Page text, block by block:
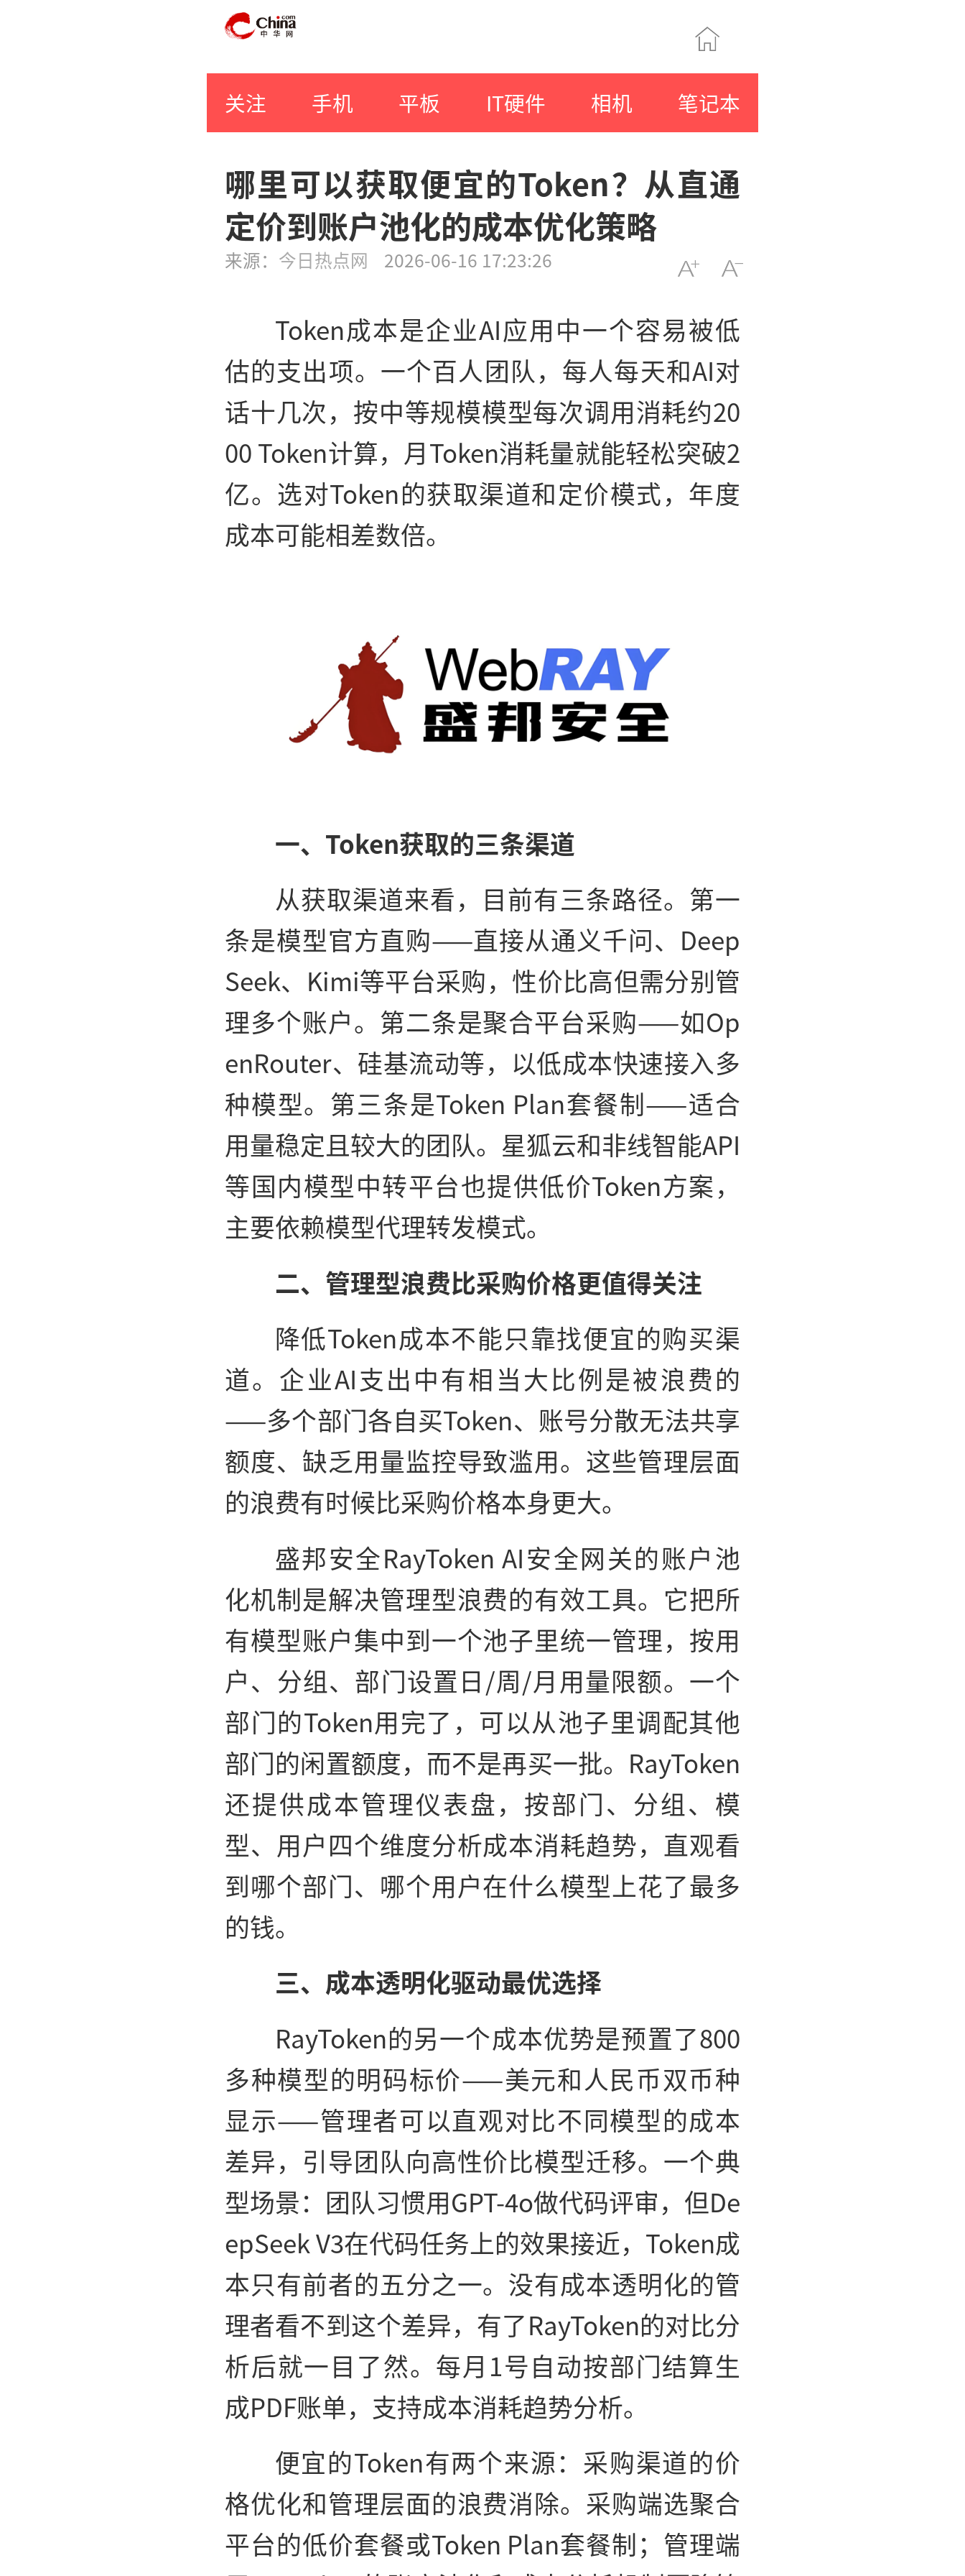
关注 手机 平板 IT硬件 相机 笔记本
哪里可以获取便宜的Token？从直通
定价到账户池化的成本优化策略
来源： 今日热点网 2026-06-16 17:23:26
Token成本是企业AI应用中一个容易被低
估的支出项。一个百人团队，每人每天和AI对
话十几次，按中等规模模型每次调用消耗约20
00 Token计算，月Token消耗量就能轻松突破2
亿。选对Token的获取渠道和定价模式，年度
成本可能相差数倍。
一、Token获取的三条渠道
从获取渠道来看，目前有三条路径。第一
条是模型官方直购——直接从通义千问、Deep
Seek、Kimi等平台采购，性价比高但需分别管
理多个账户。第二条是聚合平台采购——如Op
enRouter、硅基流动等，以低成本快速接入多
种模型。第三条是Token Plan套餐制——适合
用量稳定且较大的团队。星狐云和非线智能API
等国内模型中转平台也提供低价Token方案，
主要依赖模型代理转发模式。
二、管理型浪费比采购价格更值得关注
降低Token成本不能只靠找便宜的购买渠
道。企业AI支出中有相当大比例是被浪费的
——多个部门各自买Token、账号分散无法共享
额度、缺乏用量监控导致滥用。这些管理层面
的浪费有时候比采购价格本身更大。
盛邦安全RayToken AI安全网关的账户池
化机制是解决管理型浪费的有效工具。它把所
有模型账户集中到一个池子里统一管理，按用
户、分组、部门设置日/周/月用量限额。一个
部门的Token用完了，可以从池子里调配其他
部门的闲置额度，而不是再买一批。RayToken
还提供成本管理仪表盘，按部门、分组、模
型、用户四个维度分析成本消耗趋势，直观看
到哪个部门、哪个用户在什么模型上花了最多
的钱。
三、成本透明化驱动最优选择
RayToken的另一个成本优势是预置了800
多种模型的明码标价——美元和人民币双币种
显示——管理者可以直观对比不同模型的成本
差异，引导团队向高性价比模型迁移。一个典
型场景：团队习惯用GPT-4o做代码评审，但De
epSeek V3在代码任务上的效果接近，Token成
本只有前者的五分之一。没有成本透明化的管
理者看不到这个差异，有了RayToken的对比分
析后就一目了然。每月1号自动按部门结算生
成PDF账单，支持成本消耗趋势分析。
便宜的Token有两个来源：采购渠道的价
格优化和管理层面的浪费消除。采购端选聚合
平台的低价套餐或Token Plan套餐制；管理端